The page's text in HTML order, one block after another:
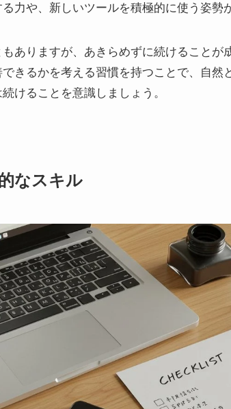
力や、新しいツールを積極的に使う姿勢
ありますが、あきらめずに続けることが
きるかを考える習慣を持つことで、自然
けることを意識しましょう。
なスキル